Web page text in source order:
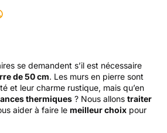
se demandent s’il est nécessaire
de 50 cm. Les murs en pierre sont
et leur charme rustique, mais qu’en
thermiques ? Nous allons traiter
aider à faire le meilleur choix pour